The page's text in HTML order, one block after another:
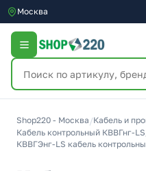
Москва
Shop220 - Москва /Кабель и
Кабель контрольный КВВГнг-
КВВГЭнг-LS кабель